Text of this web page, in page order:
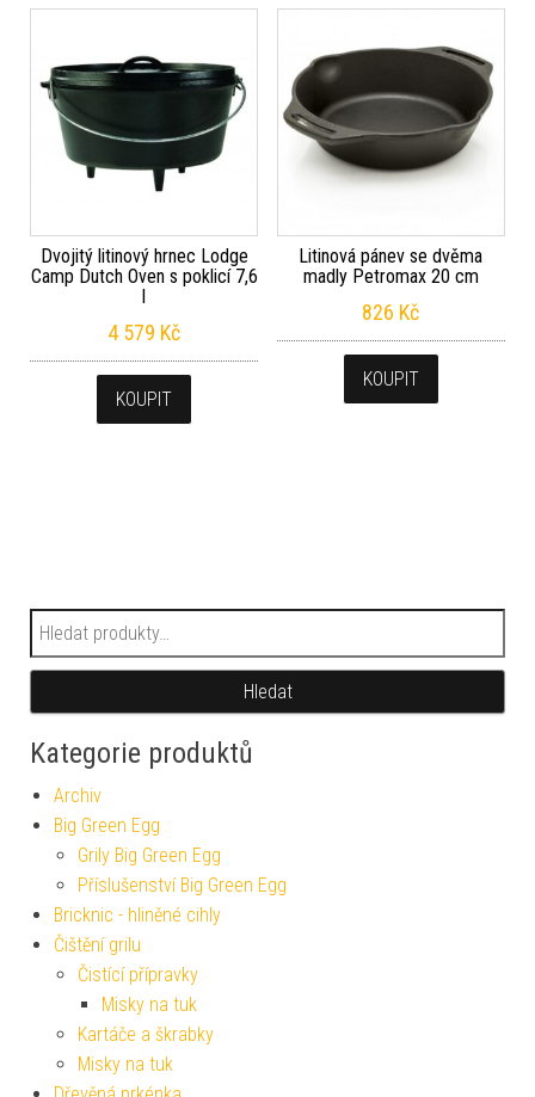
Dvojitý litinový hrnec Lodge
Camp Dutch Oven s poklicí 7,6
l
4 579 Kč
KOUPIT
Litinová pánev se dvěma
madly Petromax 20 cm
826 Kč
KOUPIT
Hledat:
Hledat
Kategorie produktů
Archiv
Big Green Egg
Grily Big Green Egg
Příslušenství Big Green Egg
Bricknic - hliněné cihly
Čištění grilu
Čistící přípravky
Misky na tuk
Kartáče a škrabky
Misky na tuk